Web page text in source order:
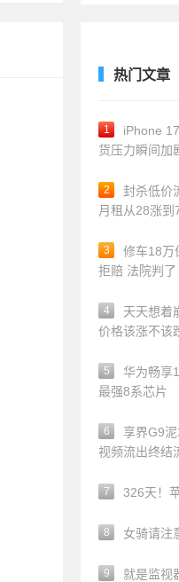
热门文章
1
iPhone
货压力瞬间加
2
封杀低价
月租从28涨到
3
修车18万
拒赔 法院判了
4
天天想着
价格该涨不该
5
华为畅享
最强8系芯片
6
享界G9
视频流出终结
7 326天！
8 女骑请注
9
就是监视